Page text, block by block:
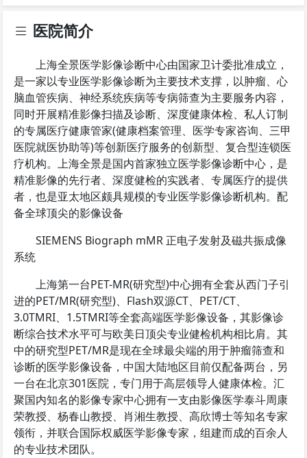
医院简介
上海全景医学影像诊断中心由国家卫计委批准成立，
是一家以专业医学影像诊断为主要技术支撑，以肿瘤、心
脑血管疾病、神经系统疾病等专病筛查为主要服务内容，
同时开展精准影像扫描及诊断、深度健康体检、私人订制
的专属医疗健康管家(健康档案管理、医学专家咨询、三甲
医院就医协助等)等创新医疗服务的创新型、复合型连锁医
疗机构。上海全景是国内首家独立医学影像诊断中心，是
精准影像的先行者、深度健检的实践者、专属医疗的提供
者，也是亚太地区颇具规模的专业医学影像诊断机构。配
备全球顶尖的影像设备
SIEMENS Biograph mMR 正电子发射及磁共振成像
系统
上海第一台PET-MR(研究型)中心拥有全套从西门子引
进的PET/MR(研究型)、Flash双源CT、PET/CT、
3.0TMRI、1.5TMRI等全套高端医学影像设备，其影像诊
断综合技术水平可与欧美日顶尖专业健检机构相比肩。其
中的研究型PET/MR是现在全球最尖端的用于肿瘤筛查和
诊断的医学影像设备，中国大陆地区目前仅配备两台，另
一台在北京301医院，专门用于高层领导人健康体检。汇
聚国内知名的影像专家中心拥有一支由影像医学泰斗周康
荣教授、杨春山教授、肖湘生教授、高欣博士等知名专家
领衔，并联合国际权威医学影像专家，组建而成的百余人
的专业技术团队。